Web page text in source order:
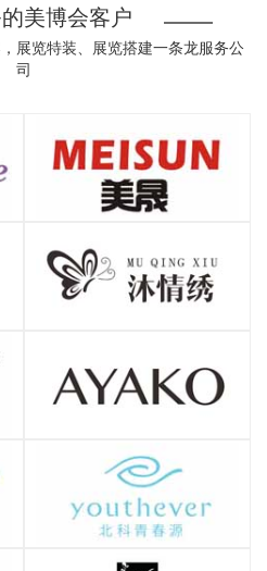
美博会客户
展览特装、展览搭建一条龙服务公
司